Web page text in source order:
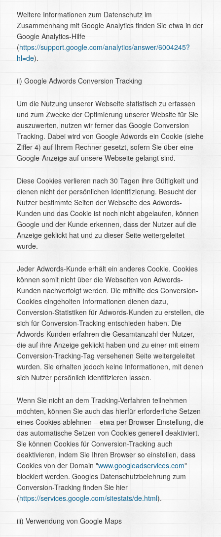
Weitere Informationen zum Datenschutz im
Zusammenhang mit Google Analytics finden Sie etwa in der
Google Analytics-Hilfe
(https://support.google.com/analytics/answer/6004245?
hl=de).
ii) Google Adwords Conversion Tracking
Um die Nutzung unserer Webseite statistisch zu erfassen
und zum Zwecke der Optimierung unserer Website für Sie
auszuwerten, nutzen wir ferner das Google Conversion
Tracking. Dabei wird von Google Adwords ein Cookie (siehe
Ziffer 4) auf Ihrem Rechner gesetzt, sofern Sie über eine
Google-Anzeige auf unsere Webseite gelangt sind.
Diese Cookies verlieren nach 30 Tagen ihre Gültigkeit und
dienen nicht der persönlichen Identifizierung. Besucht der
Nutzer bestimmte Seiten der Webseite des Adwords-
Kunden und das Cookie ist noch nicht abgelaufen, können
Google und der Kunde erkennen, dass der Nutzer auf die
Anzeige geklickt hat und zu dieser Seite weitergeleitet
wurde.
Jeder Adwords-Kunde erhält ein anderes Cookie. Cookies
können somit nicht über die Webseiten von Adwords-
Kunden nachverfolgt werden. Die mithilfe des Conversion-
Cookies eingeholten Informationen dienen dazu,
Conversion-Statistiken für Adwords-Kunden zu erstellen, die
sich für Conversion-Tracking entschieden haben. Die
Adwords-Kunden erfahren die Gesamtanzahl der Nutzer,
die auf ihre Anzeige geklickt haben und zu einer mit einem
Conversion-Tracking-Tag versehenen Seite weitergeleitet
wurden. Sie erhalten jedoch keine Informationen, mit denen
sich Nutzer persönlich identifizieren lassen.
Wenn Sie nicht an dem Tracking-Verfahren teilnehmen
möchten, können Sie auch das hierfür erforderliche Setzen
eines Cookies ablehnen – etwa per Browser-Einstellung, die
das automatische Setzen von Cookies generell deaktiviert.
Sie können Cookies für Conversion-Tracking auch
deaktivieren, indem Sie Ihren Browser so einstellen, dass
Cookies von der Domain "www.googleadservices.com"
blockiert werden. Googles Datenschutzbelehrung zum
Conversion-Tracking finden Sie hier
(https://services.google.com/sitestats/de.html).
iii) Verwendung von Google Maps